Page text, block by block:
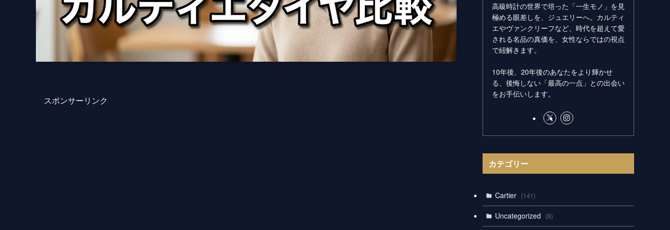
スポンサーリンク
高級時計の世界で培った「一生モノ」を見
極める眼差しを、ジュエリーへ。カルティ
エやヴァンクリーフなど、時代を超えて愛
される名品の真価を、女性ならではの視点
で紐解きます。
10年後、20年後のあなたをより輝かせ
る、後悔しない「最高の一点」との出会い
をお手伝いします。
カテゴリー
Cartier (141)
Uncategorized (8)